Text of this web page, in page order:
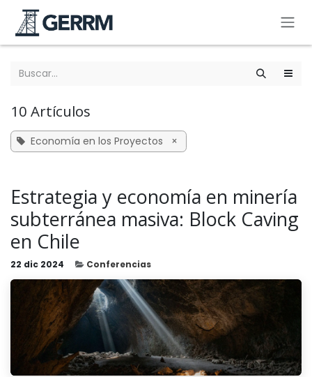
Ir al contenido
10 Artículos
Economía en los Proyectos ×
Estrategia y economía en minería
subterránea masiva: Block Caving
en Chile
22 dic 2024 Conferencias